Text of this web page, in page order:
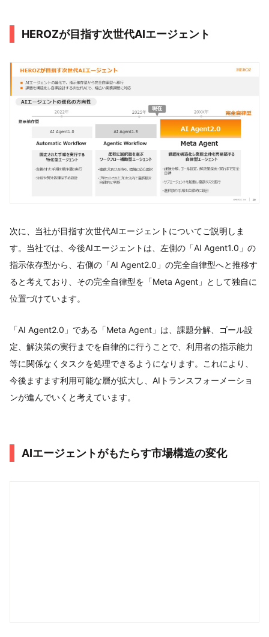
HEROZが目指す次世代AIエージェント
次に、当社が目指す次世代AIエージェントについてご説明しま
す。当社では、今後AIエージェントは、左側の「AI Agent1.0」の
指示依存型から、右側の「AI Agent2.0」の完全自律型へと推移す
ると考えており、その完全自律型を「Meta Agent」として独自に
位置づけています。
「AI Agent2.0」である「Meta Agent」は、課題分解、ゴール設
定、解決策の実行までを自律的に行うことで、利用者の指示能力
等に関係なくタスクを処理できるようになります。これにより、
今後ますます利用可能な層が拡大し、AIトランスフォーメーショ
ンが進んでいくと考えています。
AIエージェントがもたらす市場構造の変化